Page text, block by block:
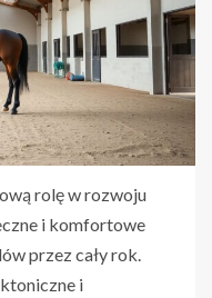
rolę w rozwoju
i komfortowe
przez cały rok.
i